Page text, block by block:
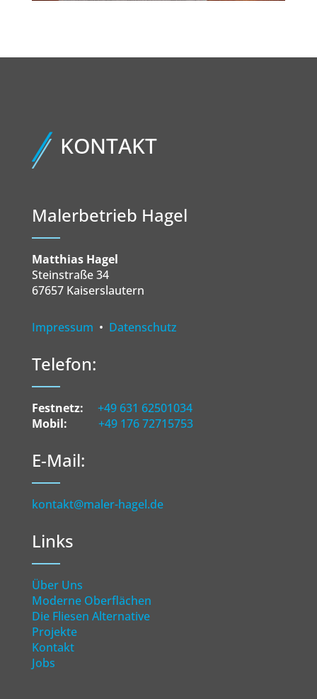
KONTAKT
Malerbetrieb Hagel
Matthias Hagel
Steinstraße 34
67657 Kaiserslautern
Impressum • Datenschutz
Telefon:
Festnetz:
+49 631 62501034
Mobil:
+49 176 72715753
E-Mail:
kontakt@maler-hagel.de
Links
Über Uns
Moderne Oberflächen
Die Fliesen Alternative
Projekte
Kontakt
Jobs